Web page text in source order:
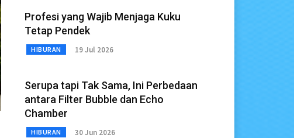
Profesi yang Wajib Menjaga Kuku
Tetap Pendek
HIBURAN 19 Jul 2026
Serupa tapi Tak Sama, Ini Perbedaan
antara Filter Bubble dan Echo
Chamber
HIBURAN 30 Jun 2026